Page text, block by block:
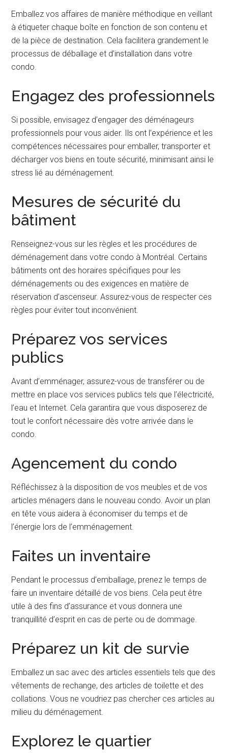
Emballez vos affaires de manière méthodique en veillant
à étiqueter chaque boîte en fonction de son contenu et
de la pièce de destination. Cela facilitera grandement le
processus de déballage et d’installation dans votre
condo.
Engagez des professionnels
Si possible, envisagez d’engager des déménageurs
professionnels pour vous aider. Ils ont l’expérience et les
compétences nécessaires pour emballer, transporter et
décharger vos biens en toute sécurité, minimisant ainsi le
stress lié au déménagement.
Mesures de sécurité du
bâtiment
Renseignez-vous sur les règles et les procédures de
déménagement dans votre condo à Montréal. Certains
bâtiments ont des horaires spécifiques pour les
déménagements ou des exigences en matière de
réservation d’ascenseur. Assurez-vous de respecter ces
règles pour éviter tout inconvénient.
Préparez vos services
publics
Avant d’emménager, assurez-vous de transférer ou de
mettre en place vos services publics tels que l’électricité,
l’eau et Internet. Cela garantira que vous disposerez de
tout le confort nécessaire dès votre arrivée dans le
condo.
Agencement du condo
Réfléchissez à la disposition de vos meubles et de vos
articles ménagers dans le nouveau condo. Avoir un plan
en tête vous aidera à économiser du temps et de
l’énergie lors de l’emménagement.
Faites un inventaire
Pendant le processus d’emballage, prenez le temps de
faire un inventaire détaillé de vos biens. Cela peut être
utile à des fins d’assurance et vous donnera une
tranquillité d’esprit en cas de perte ou de dommage.
Préparez un kit de survie
Emballez un sac avec des articles essentiels tels que des
vêtements de rechange, des articles de toilette et des
collations. Vous ne voudriez pas chercher ces articles au
milieu du déménagement.
Explorez le quartier